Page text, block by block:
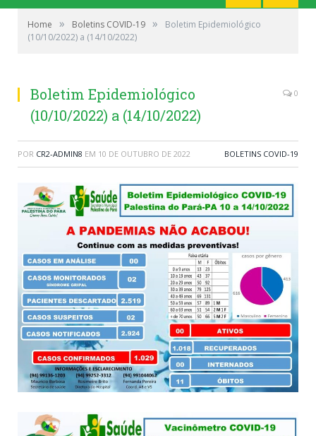
Home » Boletins COVID-19 »
Boletim Epidemiológico
(10/10/2022) a (14/10/2022)
Boletim Epidemiológico
(10/10/2022) a (14/10/2022)
0
POR CR2-ADMIN8 EM 10 DE OUTUBRO DE 2022 BOLETINS COVID-19